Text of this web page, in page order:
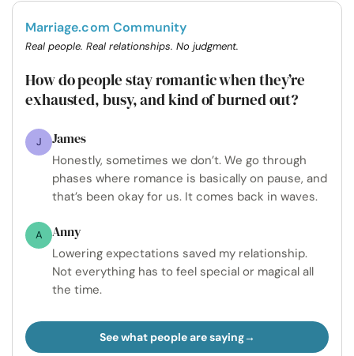
Marriage.com Community
Real people. Real relationships. No judgment.
How do people stay romantic when they’re
exhausted, busy, and kind of burned out?
J James
Honestly, sometimes we don’t. We go through
phases where romance is basically on pause, and
that’s been okay for us. It comes back in waves.
A Anny
Lowering expectations saved my relationship.
Not everything has to feel special or magical all
the time.
See what people are saying